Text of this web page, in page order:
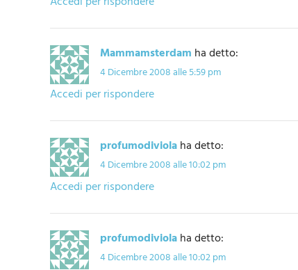
Mammamsterdam ha detto:
4 Dicembre 2008 alle 5:59 pm
Accedi per rispondere
profumodiviolaha detto:
4 Dicembre 2008 alle 10:02 pm
Accedi per rispondere
profumodiviolaha detto:
4 Dicembre 2008 alle 10:02 pm